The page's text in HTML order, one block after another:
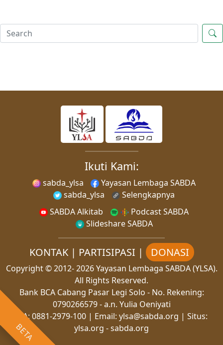
BETA
Ikuti Kami:
sabda_ylsa
Yayasan Lembaga SABDA
sabda_ylsa
Selengkapnya
SABDA Alkitab
Podcast SABDA
Slideshare SABDA
KONTAK| PARTISIPASI | DONASI
Copyright© 2012-2026Yayasan Lembaga SABDA (YLSA).
All Rights Reserved.
Bank BCA Cabang Pasar Legi Solo - No. Rekening:
0790266579 - a.n. Yulia Oeniyati
WA: 0881-2979-100| Email: ylsa@sabda.org | Situs:
ylsa.org -sabda.org